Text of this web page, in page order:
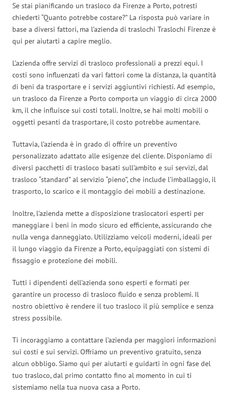
Se stai pianificando un trasloco da Firenze a Porto, potresti
chiederti “Quanto potrebbe costare?” La risposta può variare in
base a diversi fattori, ma l’azienda di traslochi Traslochi Firenze è
qui per aiutarti a capire meglio.
L’azienda offre servizi di trasloco professionali a prezzi equi. I
costi sono influenzati da vari fattori come la distanza, la quantità
di beni da trasportare e i servizi aggiuntivi richiesti. Ad esempio,
un trasloco da Firenze a Porto comporta un viaggio di circa 2000
km, il che influisce sui costi totali. Inoltre, se hai molti mobili o
oggetti pesanti da trasportare, il costo potrebbe aumentare.
Tuttavia, l’azienda è in grado di offrire un preventivo
personalizzato adattato alle esigenze del cliente. Disponiamo di
diversi pacchetti di trasloco basati sull’ambito e sui servizi, dal
trasloco “standard” al servizio “pieno”, che include l’imballaggio, il
trasporto, lo scarico e il montaggio dei mobili a destinazione.
Inoltre, l’azienda mette a disposizione traslocatori esperti per
maneggiare i beni in modo sicuro ed efficiente, assicurando che
nulla venga danneggiato. Utilizziamo veicoli moderni, ideali per
il lungo viaggio da Firenze a Porto, equipaggiati con sistemi di
fissaggio e protezione dei mobili.
Tutti i dipendenti dell’azienda sono esperti e formati per
garantire un processo di trasloco fluido e senza problemi. Il
nostro obiettivo è rendere il tuo trasloco il più semplice e senza
stress possibile.
Ti incoraggiamo a contattare l’azienda per maggiori informazioni
sui costi e sui servizi. Offriamo un preventivo gratuito, senza
alcun obbligo. Siamo qui per aiutarti e guidarti in ogni fase del
tuo trasloco, dal primo contatto fino al momento in cui ti
sistemiamo nella tua nuova casa a Porto.